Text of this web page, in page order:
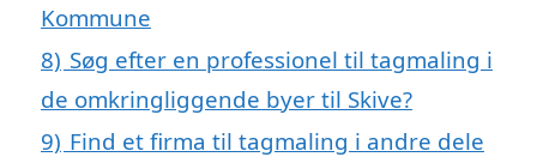
Kommune
8) Søg efter en professionel til tagmaling i
de omkringliggende byer til Skive?
9) Find et firma til tagmaling i andre dele